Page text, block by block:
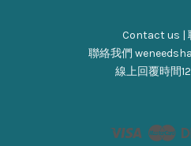
Contact us |
聯絡我們
線上回覆時間
Visa